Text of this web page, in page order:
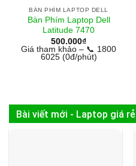
BÀN PHÍM LAPTOP DELL
Bàn Phím Laptop Dell
Latitude 7470
500.000₫
Giá tham khảo – 📞 1800
6025 (0đ/phút)
Bài viết mới - Laptop giá rẻ